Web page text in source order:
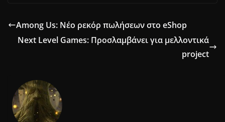
Among Us: Νέο ρεκόρ πωλήσεων στο eShop
Next Level Games: Προσλαμβάνει για μελλοντικά
project